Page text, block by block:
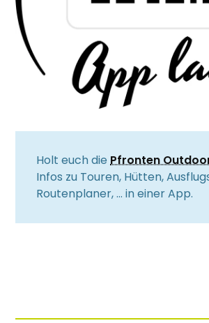
Holt euch diePfronten
Infos zu Touren, Hütten,
Routenplaner, … in einer App.